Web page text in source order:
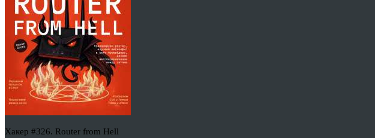
Хакер #326. Router from Hell